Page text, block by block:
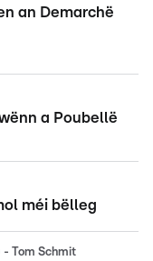
an Demarchë
a Poubellë
méi bëlleg
- Tom Schmit